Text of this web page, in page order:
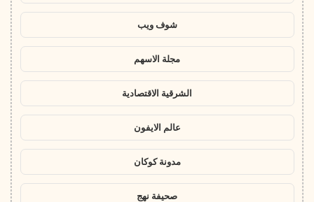
شوف ويب
مجلة الاسهم
الشرقية الاقتصادية
عالم الايفون
مدونة كوكان
صحيفة نهج